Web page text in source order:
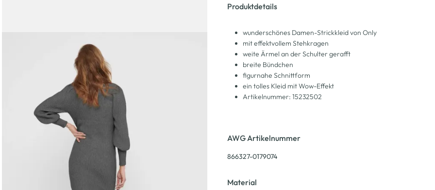
Produktdetails
wunderschönes Damen-Strickkleid von Only
mit effektvollem Stehkragen
weite Ärmel an der Schulter gerafft
breite Bündchen
figurnahe Schnittform
ein tolles Kleid mit Wow-Effekt
Artikelnummer: 15232502
AWG Artikelnummer
866327-0179074
Material